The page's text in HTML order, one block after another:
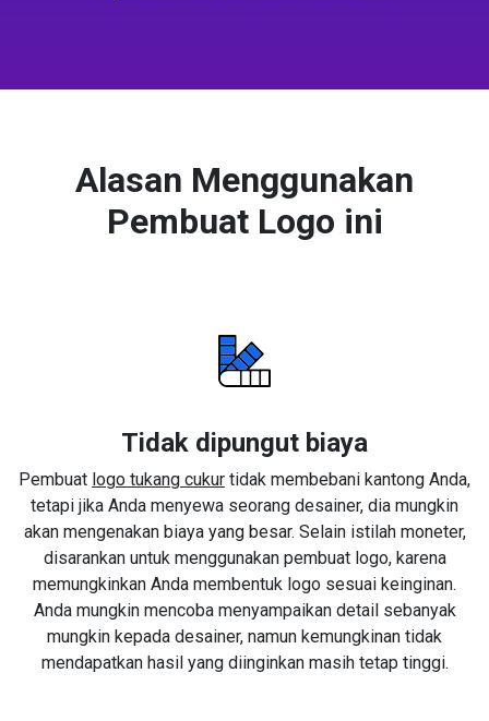
Alasan Menggunakan
Pembuat Logo ini
Tidak dipungut biaya
Pembuat logo tukang cukur tidak membebani kantong Anda,
tetapi jika Anda menyewa seorang desainer, dia mungkin
akan mengenakan biaya yang besar. Selain istilah moneter,
disarankan untuk menggunakan pembuat logo, karena
memungkinkan Anda membentuk logo sesuai keinginan.
Anda mungkin mencoba menyampaikan detail sebanyak
mungkin kepada desainer, namun kemungkinan tidak
mendapatkan hasil yang diinginkan masih tetap tinggi.